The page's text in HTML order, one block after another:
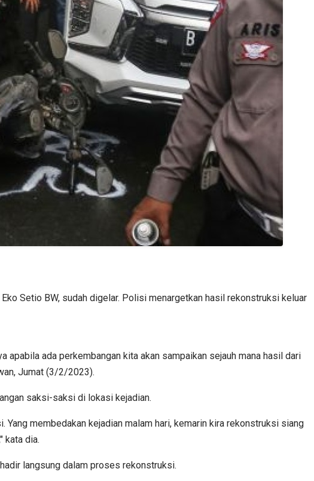
Setio BW, sudah digelar. Polisi menargetkan hasil rekonstruksi keluar
ada perkembangan kita akan sampaikan sejauh mana hasil dari
Jumat (3/2/2023).
saksi-saksi di lokasi kejadian.
membedakan kejadian malam hari, kemarin kira rekonstruksi siang
kata dia.
langsung dalam proses rekonstruksi.